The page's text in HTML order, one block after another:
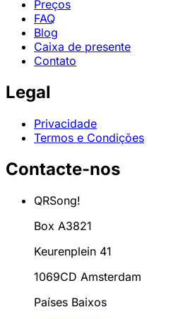
Preços
FAQ
Blog
Caixa de presente
Contato
Legal
Privacidade
Termos e Condições
Contacte-nos
QRSong!
Box A3821
Keurenplein 41
1069CD Amsterdam
Países Baixos